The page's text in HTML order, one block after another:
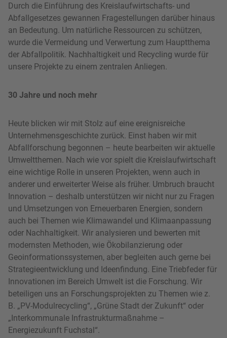
Durch die Einführung des Kreislaufwirtschafts- und
Abfallgesetzes gewannen Fragestellungen darüber hinaus
an Bedeutung. Um natürliche Ressourcen zu schützen,
wurde die Vermeidung und Verwertung zum Hauptthema
der Abfallpolitik. Nachhaltigkeit und Recycling wurde für
unsere Projekte zu einem zentralen Anliegen.
30 Jahre und noch mehr
Heute blicken wir mit Stolz auf eine ereignisreiche
Unternehmensgeschichte zurück. Einst haben wir mit
Abfallforschung begonnen – heute bearbeiten wir aktuelle
Umweltthemen. Nach wie vor spielt die Kreislaufwirtschaft
eine wichtige Rolle in unseren Projekten, wenn auch in
anderer und erweiterter Weise als früher. Umbruch braucht
Innovation – deshalb unterstützen wir nicht nur zu Fragen
und Umsetzungen von Erneuerbaren Energien, sondern
auch bei Themen wie Klimawandel und Klimaanpassung
oder Nachhaltigkeit. Wir analysieren und bewerten mit
modernsten Methoden, wie Ökobilanzierung oder
Geoinformationssystemen, aber begleiten auch gerne bei
Strategieentwicklung und Ideenfindung. Eine Triebfeder für
Innovationen im Bereich Umwelt ist die Forschung. Wir
beteiligen uns an Forschungsprojekten zu Themen wie z.
B. „PV-Modulrecycling“, „Grüne Stadt der Zukunft“ oder
„Interkommunale Infrastrukturmaßnahme –
Energiezukunft Fuchstal“.